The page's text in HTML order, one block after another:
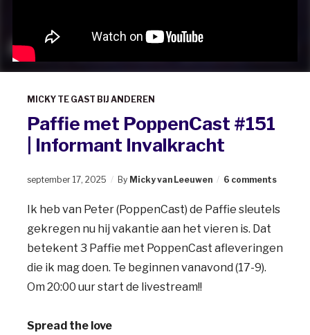
MICKY TE GAST BIJ ANDEREN
Paffie met PoppenCast #151
| Informant Invalkracht
september 17, 2025 By Micky van Leeuwen 6 comments
Ik heb van Peter (PoppenCast) de Paffie sleutels
gekregen nu hij vakantie aan het vieren is. Dat
betekent 3 Paffie met PoppenCast afleveringen
die ik mag doen. Te beginnen vanavond (17-9).
Om 20:00 uur start de livestream!!
Spread the love